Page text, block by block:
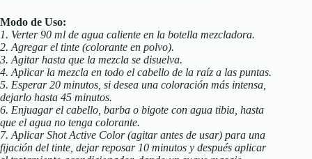
Modo de Uso:
1. Verter 90 ml de agua caliente en la botella mezcladora.
2. Agregar el tinte (colorante en polvo).
3. Agitar hasta que la mezcla se disuelva.
4. Aplicar la mezcla en todo el cabello de la raíz a las puntas.
5. Esperar 20 minutos, si desea una coloración más intensa,
dejarlo hasta 45 minutos.
6. Enjuagar el cabello, barba o bigote con agua tibia, hasta
que el agua no tenga colorante.
7. Aplicar Shot Active Color (agitar antes de usar) para una
fijación del tinte, dejar reposar 10 minutos y después aplicar